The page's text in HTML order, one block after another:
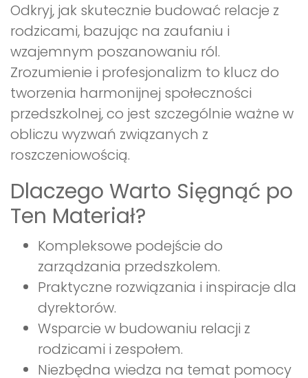
Odkryj, jak skutecznie budować relacje z
rodzicami, bazując na zaufaniu i
wzajemnym poszanowaniu ról.
Zrozumienie i profesjonalizm to klucz do
tworzenia harmonijnej społeczności
przedszkolnej, co jest szczególnie ważne w
obliczu wyzwań związanych z
roszczeniowością.
Dlaczego Warto Sięgnąć po
Ten Materiał?
Kompleksowe podejście do
zarządzania przedszkolem.
Praktyczne rozwiązania i inspiracje dla
dyrektorów.
Wsparcie w budowaniu relacji z
rodzicami i zespołem.
Niezbędna wiedza na temat pomocy